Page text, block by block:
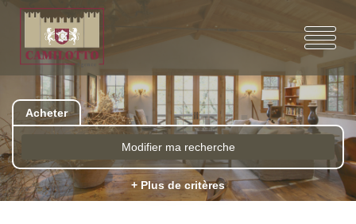
Acheter
Modifier ma recherche
+ Plus de critères